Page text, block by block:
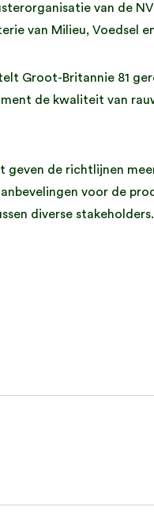
van de
van Milieu, Voedsel
Groot-Britannie 81
de kwaliteit van
geven de richtlijnen
voor de
diverse stakeholders.